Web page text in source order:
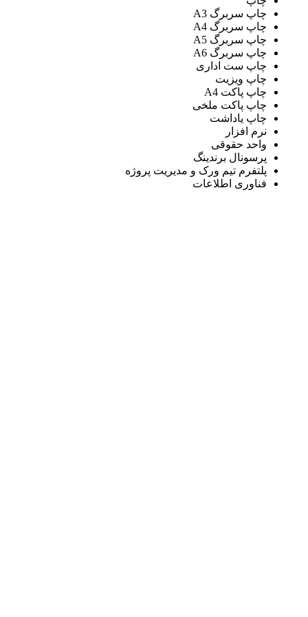
چاپ سربرگ A3
چاپ سربرگ A4
چاپ سربرگ A5
چاپ سربرگ A6
چاپ ست اداری
چاپ ویزیت
چاپ پاکت A4
چاپ پاکت ملخی
چاپ یاداشت
نرم افزار
واحد حقوقی
پرسونال برندینگ
پلتفرم تیم ورک و مدیریت پروژه
فناوری اطلاعات